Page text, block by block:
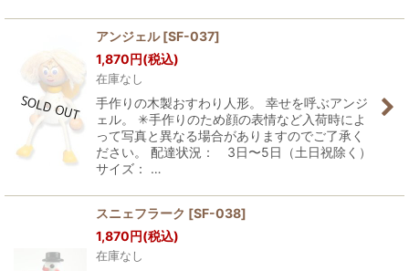
アンジェル [SF-037]
1,870円(税込)
在庫なし
手作りの木製おすわり人形。 幸せを呼ぶアンジ
ェル。 ✳︎手作りのため顔の表情など入荷時によ
って写真と異なる場合がありますのでご了承く
ださい。 配達状況： 3日〜5日（土日祝除く）
サイズ： …
スニェフラーク [SF-038]
1,870円(税込)
在庫なし